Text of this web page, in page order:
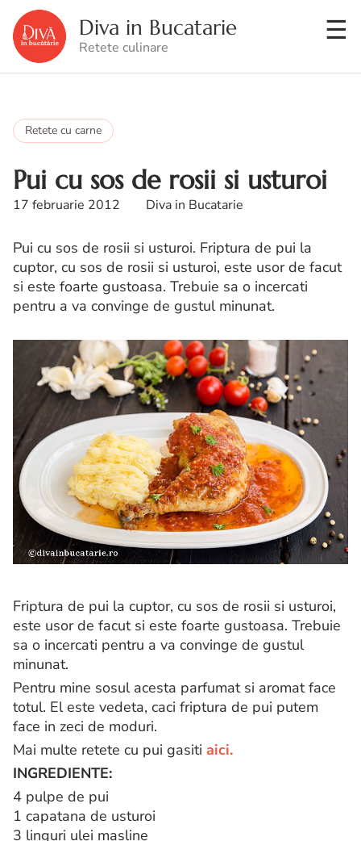
Diva in Bucatarie
Retete culinare
Retete cu carne
Pui cu sos de rosii si usturoi
17 februarie 2012 Diva in Bucatarie
Pui cu sos de rosii si usturoi. Friptura de pui la
cuptor, cu sos de rosii si usturoi, este usor de facut
si este foarte gustoasa. Trebuie sa o incercati
pentru a va convinge de gustul minunat.
Friptura de pui la cuptor, cu sos de rosii si usturoi,
este usor de facut si este foarte gustoasa. Trebuie
sa o incercati pentru a va convinge de gustul
minunat.
Pentru mine sosul acesta parfumat si aromat face
totul. El este vedeta, caci friptura de pui putem
face in zeci de moduri.
Mai multe retete cu pui gasiti aici.
INGREDIENTE:
4 pulpe de pui
1 capatana de usturoi
3 linguri ulei masline